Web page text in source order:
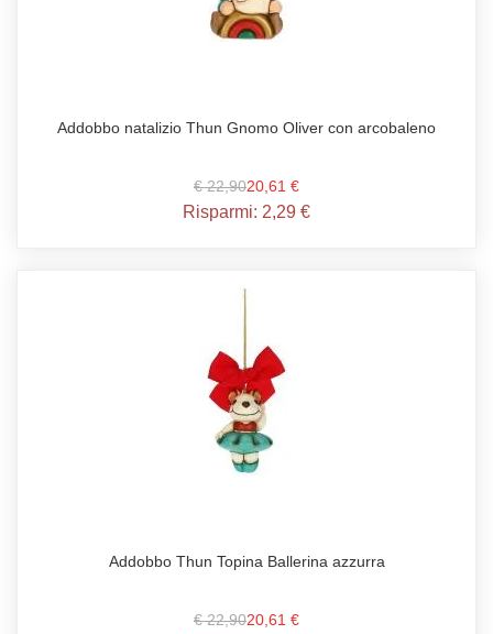
Addobbo natalizio Thun Gnomo Oliver con arcobaleno
€ 22,9020,61 €
Risparmi: 2,29 €
Addobbo Thun Topina Ballerina azzurra
€ 22,9020,61 €